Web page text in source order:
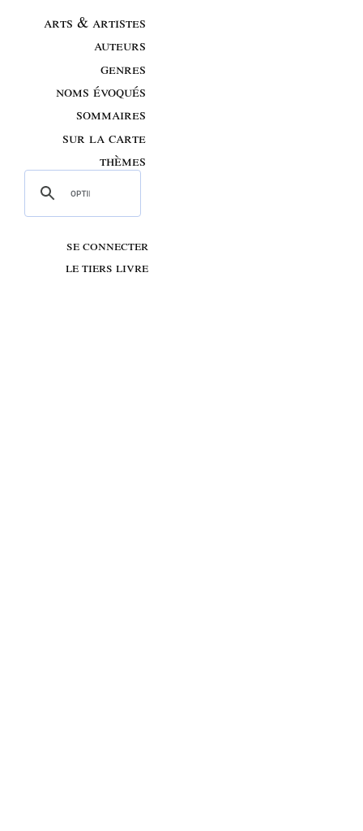
arts & artistes
auteurs
genres
noms évoqués
sommaires
sur la carte
thèmes
se connecter
le tiers livre